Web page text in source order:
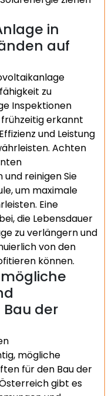
in
auf
zu
Inspektionen
erkannt
und Leistung
Achten
reinigen Sie
um maximale
Eine
die Lebensdauer
zu verlängern und
von den
können.
der
mögliche
für den Bau der
gibt es